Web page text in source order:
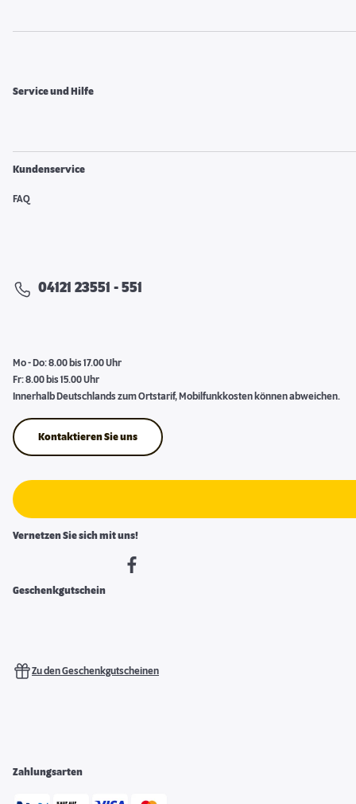
Service und Hilfe
Kundenservice
FAQ
04121 23551 - 551
Mo - Do: 8.00 bis 17.00 Uhr
Fr: 8.00 bis 15.00 Uhr
Innerhalb Deutschlands zum Ortstarif, Mobilfunkkosten können abweichen.
Kontaktieren Sie uns
Vernetzen Sie sich mit uns!
Geschenkgutschein
Zu den Geschenkgutscheinen
Zahlungsarten